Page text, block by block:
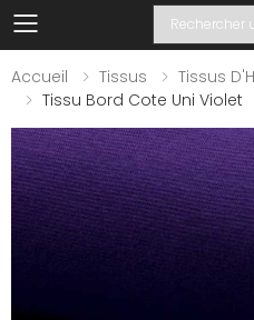
Toggle mobile
Recherche
Accueil
Tissus
Tissus
Tissu Bord Cote Uni Violet